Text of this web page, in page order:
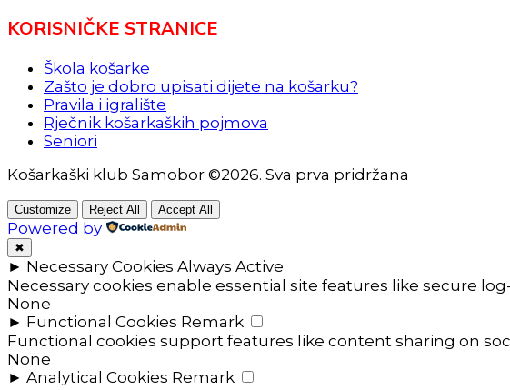
KORISNIČKE STRANICE
Škola košarke
Zašto je dobro upisati dijete na košarku?
Pravila i igralište
Rječnik košarkaških pojmova
Seniori
Košarkaški klub Samobor ©2026. Sva prva pridržana
Customize Reject All Accept All
Powered by
✖
► Necessary Cookies Always Active
Necessary cookies enable essential site features like secure
None
► Functional Cookies Remark
Functional cookies support features like content sharing on
None
► Analytical Cookies Remark